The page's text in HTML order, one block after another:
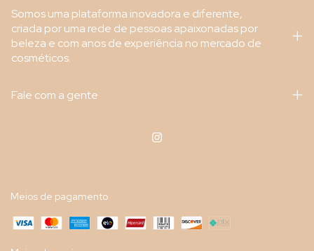
Somos uma plataforma inovadora e diferente,
criada por uma rede de pessoas apaixonadas por
beleza e com anos de experiência no mercado de
cosméticos.
Fale com a gente
Meios de pagamento